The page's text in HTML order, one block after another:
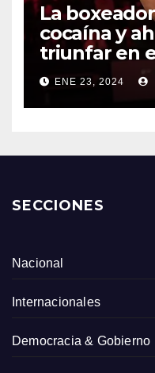
La
cocaína y
triunfar en
ENE 23, 2024
SECCIONES
Nacional
Internacionales
Democracia & Gobierno